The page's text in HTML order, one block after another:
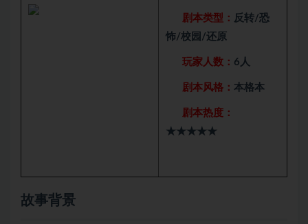
剧本类型： 反转/恐
怖/校园/还原
玩家人数： 6人
剧本风格： 本格本
剧本热度：
★★★★★
故事背景